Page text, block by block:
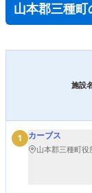
山本郡三種
施設
1 カーブス
山本郡三種町